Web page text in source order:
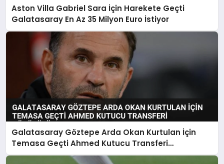
Aston Villa Gabriel Sara İçin Harekete Geçti
Galatasaray En Az 35 Milyon Euro İstiyor
Galatasaray Göztepe Arda Okan Kurtulan İçin
Temasa Geçti Ahmed Kutucu Transferi
Görüşülüyor